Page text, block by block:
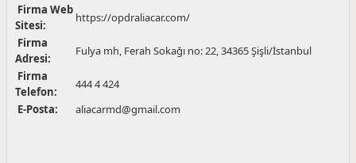
Firma Web
Sitesi:
https://opdraliacar.com/
Firma
Adresi:
Fulya mh, Ferah Sokağı no: 22, 34365 Şişli/İstanbul
Firma
Telefon:
444 4 424
E-Posta:
aliacarmd@gmail.com